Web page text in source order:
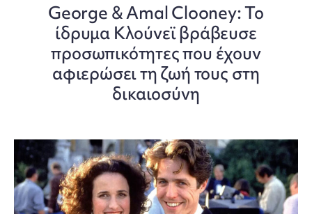
George & Amal Clooney: Το
ίδρυμα Κλούνεϊ βράβευσε
προσωπικότητες που έχουν
αφιερώσει τη ζωή τους στη
δικαιοσύνη